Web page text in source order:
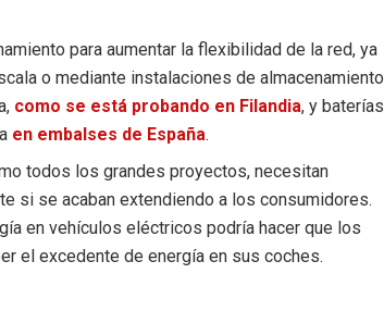
para aumentar la flexibilidad de la red, ya
o mediante instalaciones de almacenamiento
como se está probando en Filandia, y baterías
en embalses de España.
todos los grandes proyectos, necesitan
si se acaban extendiendo a los consumidores.
en vehículos eléctricos podría hacer que los
el excedente de energía en sus coches.